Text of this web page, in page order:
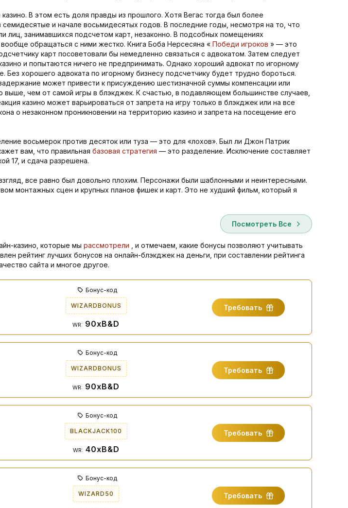
В этом есть доля правды из прошлого. Хотя Вегас тогда был более
и начале восьмидесятых годов. В последние годы, несмотря на то, что
лиц, занимавшихся подсчетом карт, незаконно. В подсобных помещениях
обращаться с ними жестко. Книга Боба Нерсесяна « Победи игроков » — это
карт посоветовали бы немедленно связаться с адвокатом. Затем следует
и попытаются ничего не предпринимать. Однако хороший адвокат по игорному
хорошего адвоката по игорному бизнесу подсчетчику будет трудно бороться.
может привести к присуждению шестизначной суммы компенсации или
чем от самой игры в блэкджек. К счастью, в подавляющем большинстве случаев,
казино может варьироваться от запрета на игру только в блэкджек или на все
о незаконном проникновении на территорию казино и запрета на посещение его
восьмерок против десяток или туза — это для «лохов». Был ли Джон Патрик
вам, что правильная базовая стратегия — это разделение. Исключение составляет
17, и сдача разрешена.
все равно был довольно плохим. Персонажи были шаблонными и неинтересными.
монтажных сцен и крупных планов фишек и карт. Это не худший фильм, который я
Посмотреть Все
казино, которые мы рассмотрели , и отмечаем, какие бонусы позволяют учитывать
рейтинг лучших бонусов на онлайн-блэкджек на деньги, при составлении рейтинга
сайта и многое другое.
Бонус-код
WIZARDBONUS
WR: 90xB&D
Требовать
Бонус-код
WIZARDBONUS
WR: 90xB&D
Требовать
Бонус-код
BLACKJACK100
WR: 40xB&D
Требовать
Бонус-код
WIZARD50 Требовать